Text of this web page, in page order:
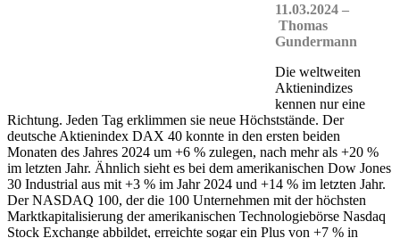
11.03.2024 –
Thomas
Gundermann
Die weltweiten
Aktienindizes
kennen nur eine
Richtung. Jeden Tag erklimmen sie neue Höchststände. Der
deutsche Aktienindex DAX 40 konnte in den ersten beiden
Monaten des Jahres 2024 um +6 % zulegen, nach mehr als +20 %
im letzten Jahr. Ähnlich sieht es bei dem amerikanischen Dow Jones
30 Industrial aus mit +3 % im Jahr 2024 und +14 % im letzten Jahr.
Der NASDAQ 100, der die 100 Unternehmen mit der höchsten
Marktkapitalisierung der amerikanischen Technologiebörse Nasdaq
Stock Exchange abbildet, erreichte sogar ein Plus von +7 % in